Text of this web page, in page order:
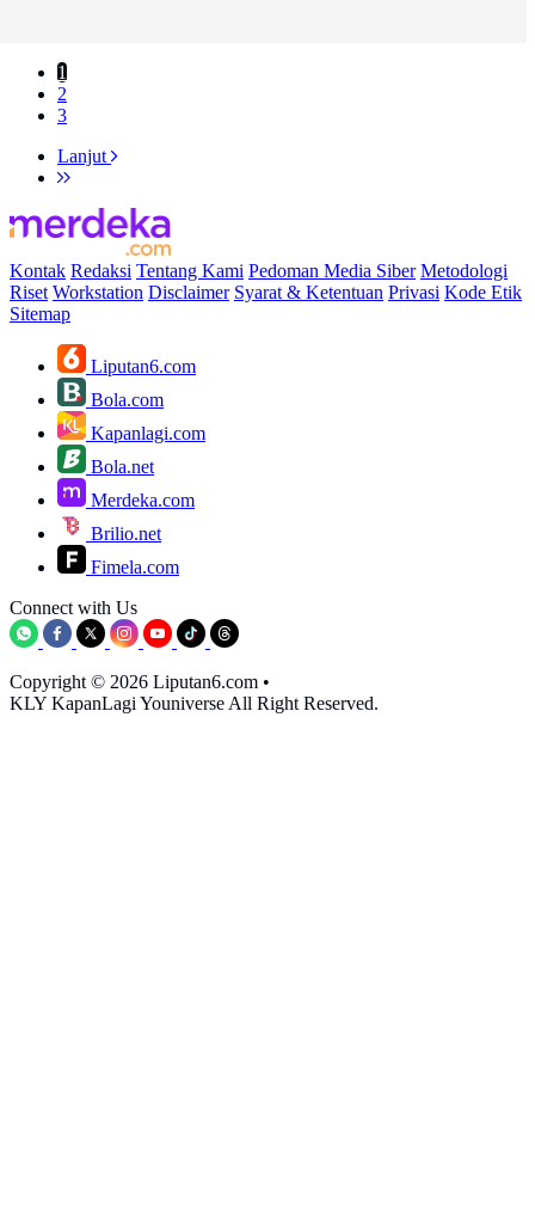
1
2
3
Lanjut
Kontak Redaksi Tentang Kami Pedoman Media Siber Metodologi
Riset Workstation Disclaimer Syarat & Ketentuan Privasi Kode Etik
Sitemap
Liputan6.com
Bola.com
Kapanlagi.com
Bola.net
Merdeka.com
Brilio.net
Fimela.com
Connect with Us
Copyright © 2026 Liputan6.com •
KLY KapanLagi Youniverse All Right Reserved.